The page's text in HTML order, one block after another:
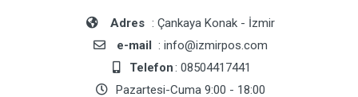
Adres : Çankaya Konak - İzmir
e-mail : info@izmirpos.com
Telefon: 08504417441
Pazartesi-Cuma 9:00 - 18:00